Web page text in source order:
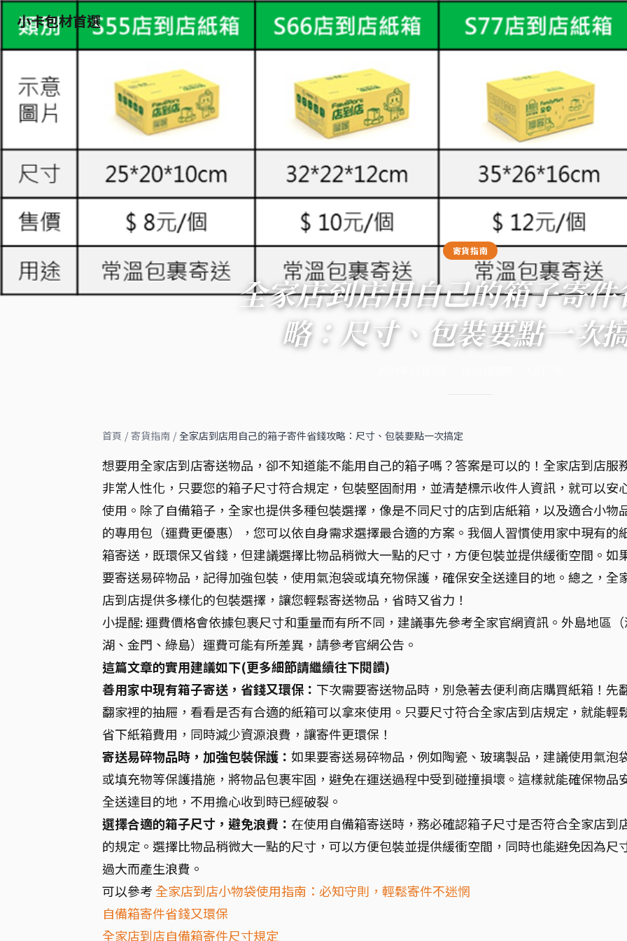
小卡包材首選
寄貨指南
全家店到店用自己的箱子寄件
略：尺寸、包裝要點一次
首頁 / 寄貨指南 / 全家店到店用自己的箱子寄件省錢攻略：尺寸、包裝要點一次搞定
想要用全家店到店寄送物品，卻不知道能不能用自己的箱子嗎？答案是可以的！全家店到店服
非常人性化，只要您的箱子尺寸符合規定，包裝堅固耐用，並清楚標示收件人資訊，就可以安
使用。除了自備箱子，全家也提供多種包裝選擇，像是不同尺寸的店到店紙箱，以及適合小物
的專用包（運費更優惠），您可以依自身需求選擇最合適的方案。我個人習慣使用家中現有的
箱寄送，既環保又省錢，但建議選擇比物品稍微大一點的尺寸，方便包裝並提供緩衝空間。如
要寄送易碎物品，記得加強包裝，使用氣泡袋或填充物保護，確保安全送達目的地。總之，全
店到店提供多樣化的包裝選擇，讓您輕鬆寄送物品，省時又省力！
小提醒: 運費價格會依據包裹尺寸和重量而有所不同，建議事先參考全家官網資訊。外島地區
湖、金門、綠島）運費可能有所差異，請參考官網公告。
這篇文章的實用建議如下(更多細節請繼續往下閱讀)
善用家中現有箱子寄送，省錢又環保： 下次需要寄送物品時，別急著去便利商店購買紙箱！先
翻家裡的抽屜，看看是否有合適的紙箱可以拿來使用。只要尺寸符合全家店到店規定，就能輕
省下紙箱費用，同時減少資源浪費，讓寄件更環保！
寄送易碎物品時，加強包裝保護： 如果要寄送易碎物品，例如陶瓷、玻璃製品，建議使用氣泡
或填充物等保護措施，將物品包裹牢固，避免在運送過程中受到碰撞損壞。這樣就能確保物品
全送達目的地，不用擔心收到時已經破裂。
選擇合適的箱子尺寸，避免浪費： 在使用自備箱寄送時，務必確認箱子尺寸是否符合全家店到
的規定。選擇比物品稍微大一點的尺寸，可以方便包裝並提供緩衝空間，同時也能避免因為尺
過大而產生浪費。
可以參考 全家店到店小物袋使用指南：必知守則，輕鬆寄件不迷惘
自備箱寄件省錢又環保
全家店到店自備箱寄件尺寸規定